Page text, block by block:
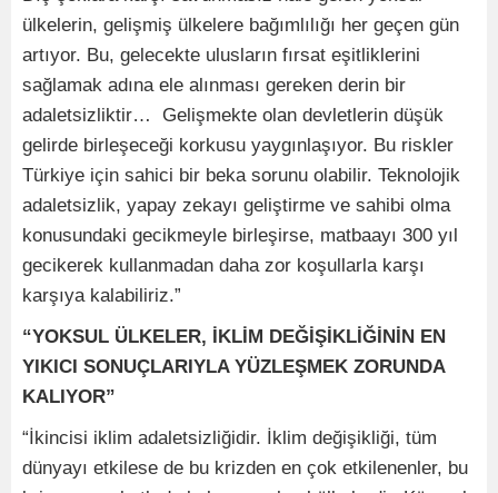
ülkelerin, gelişmiş ülkelere bağımlılığı her geçen gün
artıyor. Bu, gelecekte ulusların fırsat eşitliklerini
sağlamak adına ele alınması gereken derin bir
adaletsizliktir… Gelişmekte olan devletlerin düşük
gelirde birleşeceği korkusu yaygınlaşıyor. Bu riskler
Türkiye için sahici bir beka sorunu olabilir. Teknolojik
adaletsizlik, yapay zekayı geliştirme ve sahibi olma
konusundaki gecikmeyle birleşirse, matbaayı 300 yıl
gecikerek kullanmadan daha zor koşullarla karşı
karşıya kalabiliriz.”
“YOKSUL ÜLKELER, İKLİM DEĞİŞİKLİĞİNİN EN
YIKICI SONUÇLARIYLA YÜZLEŞMEK ZORUNDA
KALIYOR”
“İkincisi iklim adaletsizliğidir. İklim değişikliği, tüm
dünyayı etkilese de bu krizden en çok etkilenenler, bu